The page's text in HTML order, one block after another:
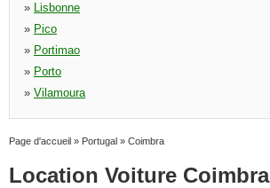
» Lisbonne
» Pico
» Portimao
» Porto
» Vilamoura
Page d'accueil » Portugal » Coimbra
Location Voiture Coimbra